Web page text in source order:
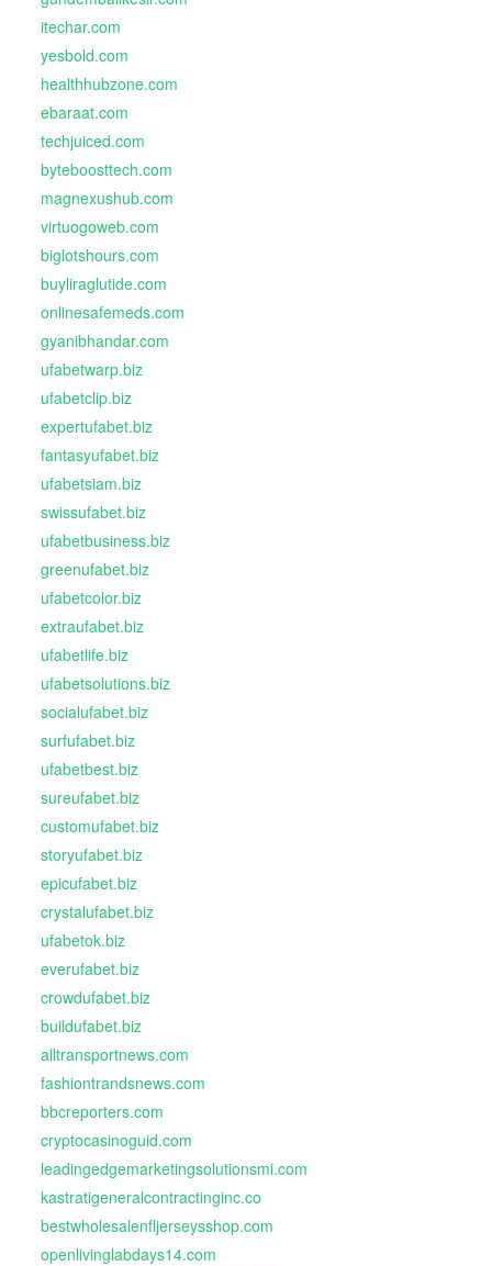
itechar.com
yesbold.com
healthhubzone.com
ebaraat.com
techjuiced.com
byteboosttech.com
magnexushub.com
virtuogoweb.com
biglotshours.com
buyliraglutide.com
onlinesafemeds.com
gyanibhandar.com
ufabetwarp.biz
ufabetclip.biz
expertufabet.biz
fantasyufabet.biz
ufabetsiam.biz
swissufabet.biz
ufabetbusiness.biz
greenufabet.biz
ufabetcolor.biz
extraufabet.biz
ufabetlife.biz
ufabetsolutions.biz
socialufabet.biz
surfufabet.biz
ufabetbest.biz
sureufabet.biz
customufabet.biz
storyufabet.biz
epicufabet.biz
crystalufabet.biz
ufabetok.biz
everufabet.biz
crowdufabet.biz
buildufabet.biz
alltransportnews.com
fashiontrandsnews.com
bbcreporters.com
cryptocasinoguid.com
leadingedgemarketingsolutionsmi.com
kastratigeneralcontractinginc.co
bestwholesalenfljerseysshop.com
openlivinglabdays14.com